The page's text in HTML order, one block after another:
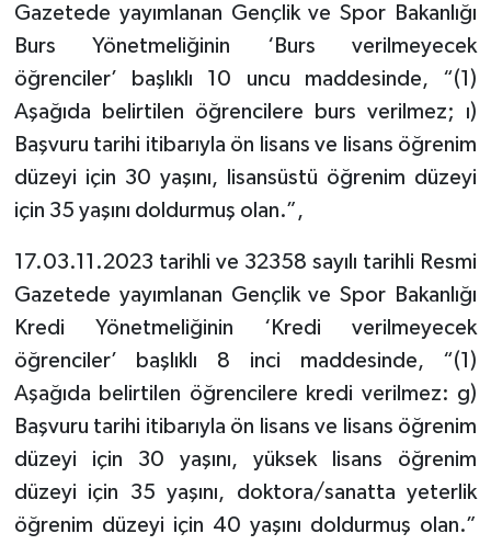
Gazetede yayımlanan Gençlik ve Spor Bakanlığı
Burs Yönetmeliğinin ‘Burs verilmeyecek
öğrenciler’ başlıklı 10 uncu maddesinde, “(1)
Aşağıda belirtilen öğrencilere burs verilmez; ı)
Başvuru tarihi itibarıyla ön lisans ve lisans öğrenim
düzeyi için 30 yaşını, lisansüstü öğrenim düzeyi
için 35 yaşını doldurmuş olan.”,
17.03.11.2023 tarihli ve 32358 sayılı tarihli Resmi
Gazetede yayımlanan Gençlik ve Spor Bakanlığı
Kredi Yönetmeliğinin ‘Kredi verilmeyecek
öğrenciler’ başlıklı 8 inci maddesinde, “(1)
Aşağıda belirtilen öğrencilere kredi verilmez: g)
Başvuru tarihi itibarıyla ön lisans ve lisans öğrenim
düzeyi için 30 yaşını, yüksek lisans öğrenim
düzeyi için 35 yaşını, doktora/sanatta yeterlik
öğrenim düzeyi için 40 yaşını doldurmuş olan.”